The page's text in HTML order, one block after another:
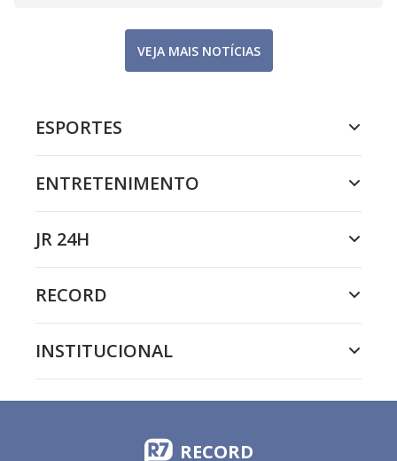
VEJA MAIS NOTÍCIAS
ESPORTES
ENTRETENIMENTO
JR 24H
RECORD
INSTITUCIONAL
RECORD